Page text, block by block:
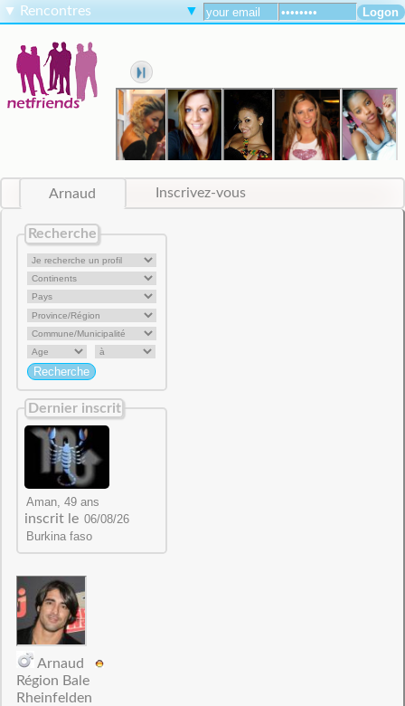
▼ Rencontres ▼
Arnaud Inscrivez-vous
Recherche
Dernier inscrit
inscrit le
Arnaud
Région Bale
Rheinfelden